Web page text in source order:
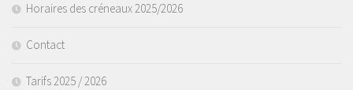
Horaires des créneaux 2025/2026
Contact
Tarifs 2025 / 2026